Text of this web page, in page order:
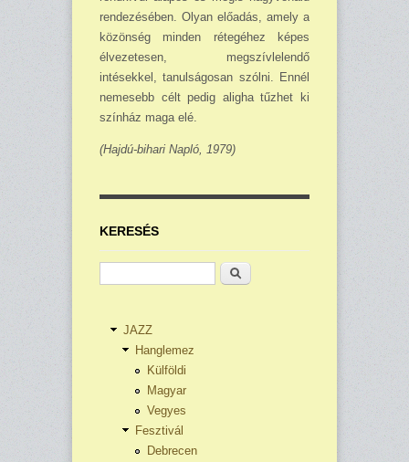
rendezésé­ben. Olyan előadás, amely a
közönség minden rétegéhez képes
élvezetesen, megszív­le­lendő
intésekkel, tanulságo­san szólni. Ennél
nemesebb célt pedig aligha tűzhet ki
színház maga elé.
(Hajdú-bihari Napló, 1979)
KERESÉS
Keresés
JAZZ
Hanglemez
Külföldi
Magyar
Vegyes
Fesztivál
Debrecen